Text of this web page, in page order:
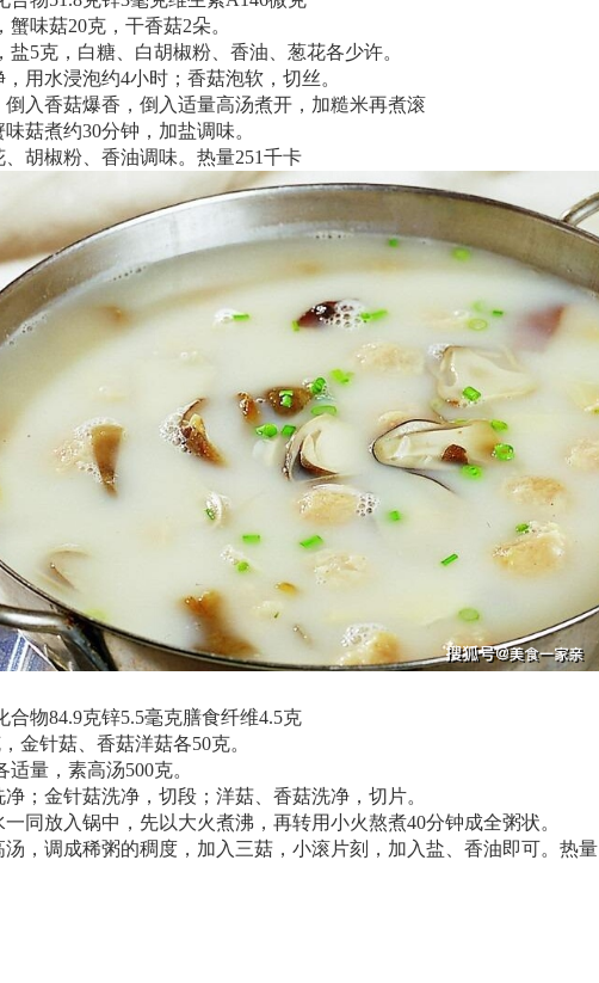
味菇20克，干香菇2朵。
盐5克，白糖、白胡椒粉、香油、葱花各少许。
用水浸泡约4小时；香菇泡软，切丝。
倒入香菇爆香，倒入适量高汤煮开，加糙米再煮滚
菇煮约30分钟，加盐调味。
胡椒粉、香油调味。热量251千卡
合物84.9克锌5.5毫克膳食纤维4.5克
金针菇、香菇洋菇各50克。
量，素高汤500克。
；金针菇洗净，切段；洋菇、香菇洗净，切片。
同放入锅中，先以大火煮沸，再转用小火熬煮40分钟成全粥状。
汤，调成稀粥的稠度，加入三菇，小滚片刻，加入盐、香油即可。热量